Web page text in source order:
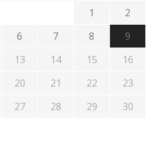
1
2
6 7 8
9
13 14 15
16
20 21 22
23
27 28 29
30